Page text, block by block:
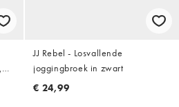
JJ Rebel - Losvallende
joggingbroek in zwart
€ 24,99